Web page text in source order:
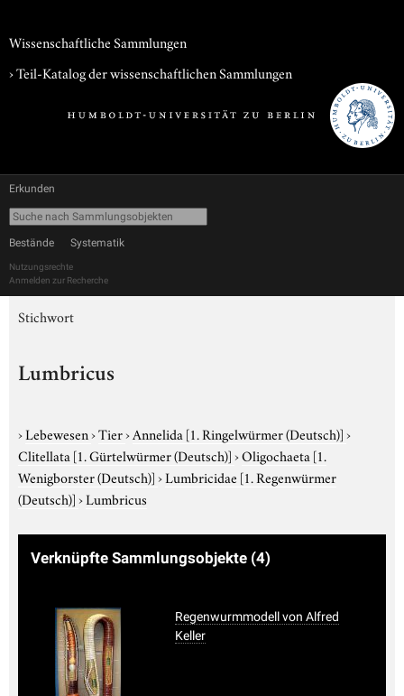
Wissenschaftliche Sammlungen
› Teil-Katalog der wissenschaftlichen Sammlungen
Erkunden
Bestände Systematik
Nutzungsrechte
Anmelden zur Recherche
Stichwort
Lumbricus
›Lebewesen›Tier›Annelida [1. Ringelwürmer (Deutsch)]›
Clitellata [1. Gürtelwürmer (Deutsch)]›Oligochaeta [1.
Wenigborster (Deutsch)]›Lumbricidae [1. Regenwürmer
(Deutsch)]›Lumbricus
Verknüpfte Sammlungsobjekte (4)
Regenwurmmodell von Alfred
Keller